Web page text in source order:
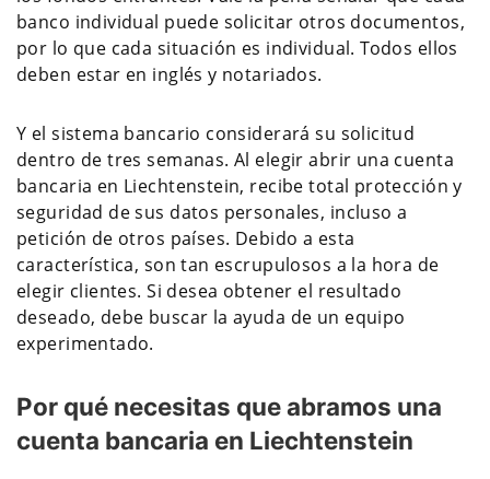
banco individual puede solicitar otros documentos,
por lo que cada situación es individual. Todos ellos
deben estar en inglés y notariados.
Y el sistema bancario considerará su solicitud
dentro de tres semanas. Al elegir abrir una cuenta
bancaria en Liechtenstein, recibe total protección y
seguridad de sus datos personales, incluso a
petición de otros países. Debido a esta
característica, son tan escrupulosos a la hora de
elegir clientes. Si desea obtener el resultado
deseado, debe buscar la ayuda de un equipo
experimentado.
Por qué necesitas que abramos una
cuenta bancaria en Liechtenstein